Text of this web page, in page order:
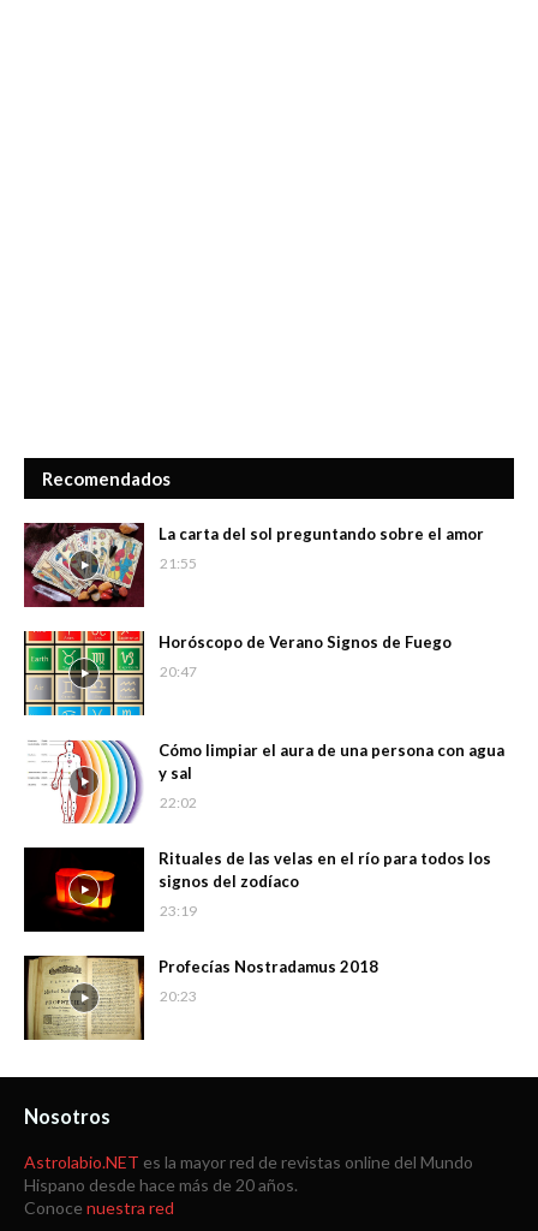
Recomendados
La carta del sol preguntando sobre el amor
21:55
Horóscopo de Verano Signos de Fuego
20:47
Cómo limpiar el aura de una persona con agua
y sal
22:02
Rituales de las velas en el río para todos los
signos del zodíaco
23:19
Profecías Nostradamus 2018
20:23
Nosotros
Astrolabio.NET es la mayor red de revistas online del Mundo
Hispano desde hace más de 20 años.
Conoce nuestra red